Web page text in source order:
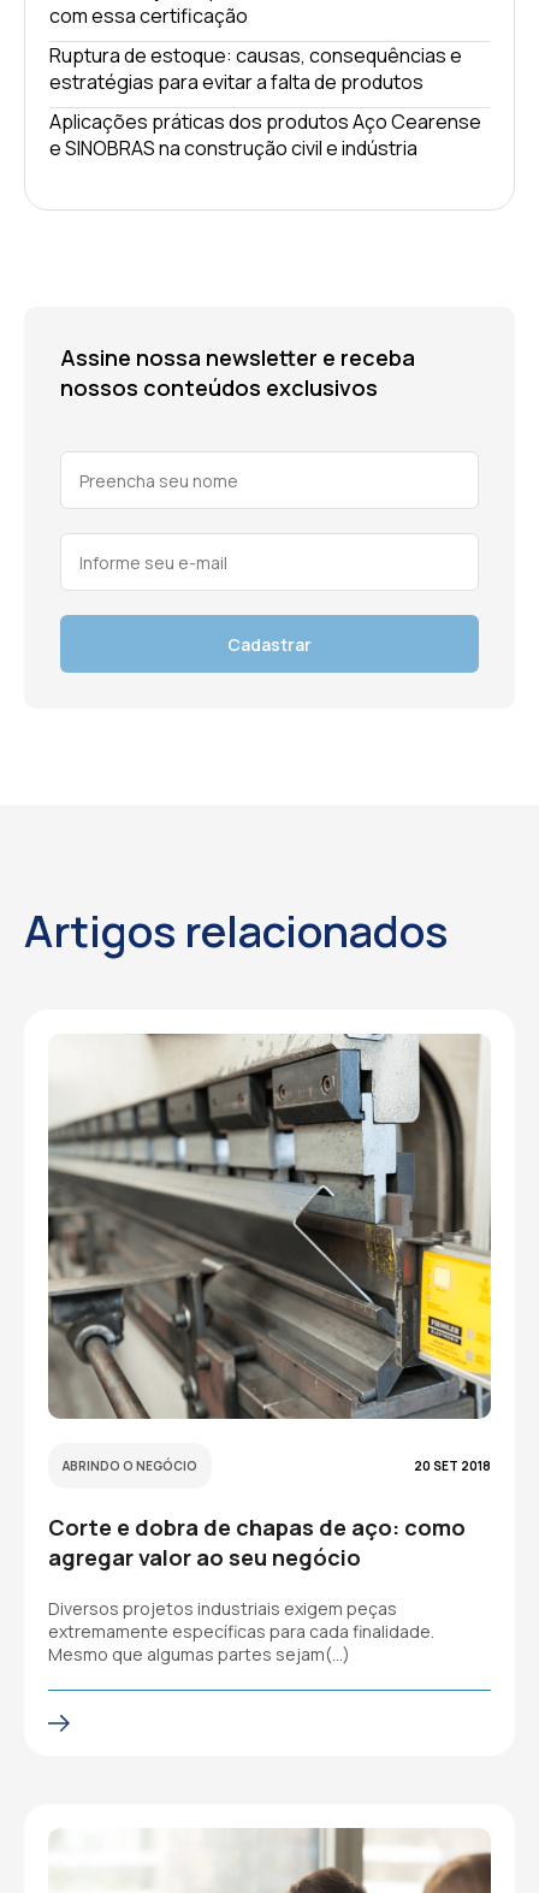
com essa certificação
Ruptura de estoque: causas, consequências e
estratégias para evitar a falta de produtos
Aplicações práticas dos produtos Aço Cearense
e SINOBRAS na construção civil e indústria
Assine nossa newsletter e receba
nossos conteúdos exclusivos
Cadastrar
Artigos relacionados
ABRINDO O NEGÓCIO 20 SET 2018
Corte e dobra de chapas de aço: como
agregar valor ao seu negócio
Diversos projetos industriais exigem peças
extremamente específicas para cada finalidade.
Mesmo que algumas partes sejam(…)